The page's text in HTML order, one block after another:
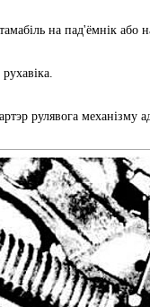
на пад'ёмнік або
рулявога механізму